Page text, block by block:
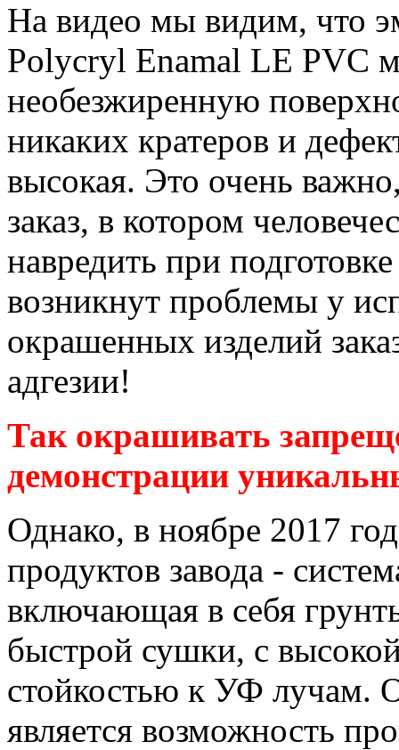
На видео мы видим,
Polycryl Enamal LE PVC
необезжиренную
никаких кратеров и
высокая. Это очень
заказ, в котором
навредить при
возникнут проблемы у
окрашенных изделий
адгезии!
Так окрашивать
демонстрации
Однако, в ноябре 2017
продуктов завода -
включающая в себя
быстрой сушки, с
стойкостью к УФ лучам.
является возможность